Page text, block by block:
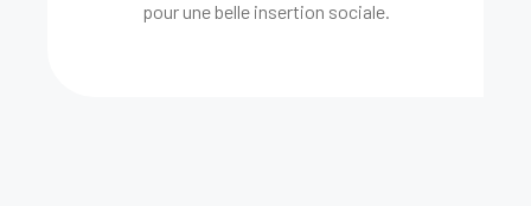
pour une belle insertion sociale.